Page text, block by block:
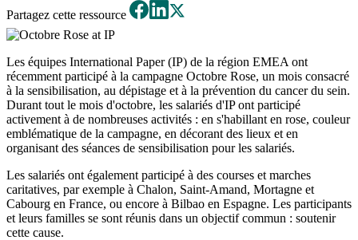
Partagez cette ressource
Les équipes International Paper (IP) de la région EMEA ont
récemment participé à la campagne Octobre Rose, un mois consacré
à la sensibilisation, au dépistage et à la prévention du cancer du sein.
Durant tout le mois d'octobre, les salariés d'IP ont participé
activement à de nombreuses activités : en s'habillant en rose, couleur
emblématique de la campagne, en décorant des lieux et en
organisant des séances de sensibilisation pour les salariés.
Les salariés ont également participé à des courses et marches
caritatives, par exemple à Chalon, Saint-Amand, Mortagne et
Cabourg en France, ou encore à Bilbao en Espagne. Les participants
et leurs familles se sont réunis dans un objectif commun : soutenir
cette cause.